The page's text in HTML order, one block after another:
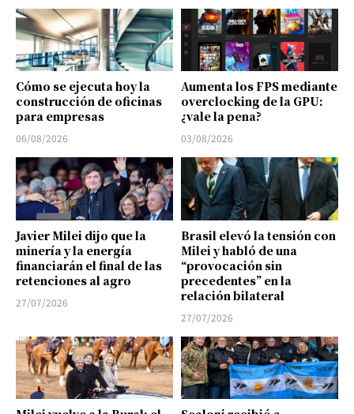
Cómo se ejecuta hoy la
construcción de oficinas
para empresas
06/08/2026
Aumenta los FPS mediante
overclocking de la GPU:
¿vale la pena?
03/08/2026
Javier Milei dijo que la
minería y la energía
financiarán el final de las
retenciones al agro
27/07/2026
Brasil elevó la tensión con
Milei y habló de una
“provocación sin
precedentes” en la
relación bilateral
27/07/2026